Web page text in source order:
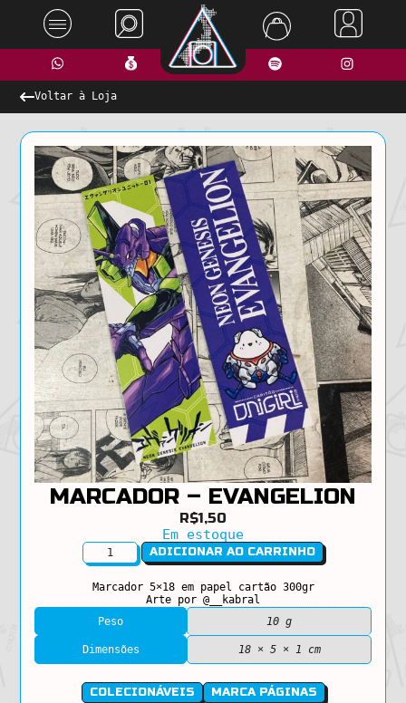
Voltar à Loja
MARCADOR – EVANGELION
R$1,50
Em estoque
Marcador
-
Evangelion
quantidade
ADICIONAR AO CARRINHO
Marcador 5×18 em papel cartão 300gr
Arte por @__kabral
Peso
10 g
Dimensões 18 × 5 × 1 cm
COLECIONÁVEIS MARCA PÁGINAS